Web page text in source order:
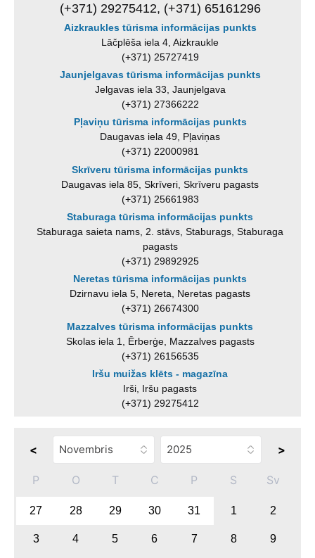
(+371) 29275412, (+371) 65161296
Aizkraukles tūrisma informācijas punkts
Lāčplēša iela 4, Aizkraukle
(+371) 25727419
Jaunjelgavas tūrisma informācijas punkts
Jelgavas iela 33, Jaunjelgava
(+371) 27366222
Pļaviņu tūrisma informācijas punkts
Daugavas iela 49, Pļaviņas
(+371) 22000981
Skrīveru tūrisma informācijas punkts
Daugavas iela 85, Skrīveri, Skrīveru pagasts
(+371) 25661983
Staburaga tūrisma informācijas punkts
Staburaga saieta nams, 2. stāvs, Staburags, Staburaga
pagasts
(+371) 29892925
Neretas tūrisma informācijas punkts
Dzirnavu iela 5, Nereta, Neretas pagasts
(+371) 26674300
Mazzalves tūrisma informācijas punkts
Skolas iela 1, Ērberģe, Mazzalves pagasts
(+371) 26156535
Iršu muižas klēts - magazīna
Irši, Iršu pagasts
(+371) 29275412
< >
P O T C P S Sv
27 28 29 30 31 1 2
3 4 5 6 7 8 9